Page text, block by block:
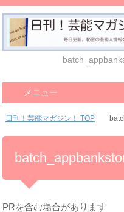
メニュー
日刊！芸能マガジン！ TOP
PRを含む場合があります